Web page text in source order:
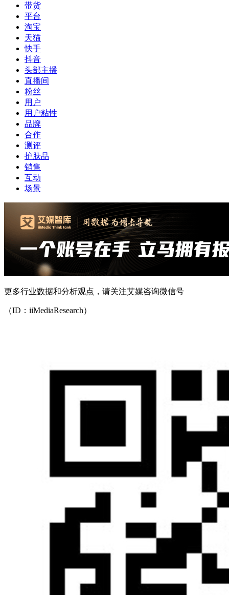
带货
平台
淘宝
天猫
快手
抖音
头部主播
直播间
粉丝
用户
用户粘性
品牌
合作
测评
护肤品
销售
互动
场景
更多行业数据和分析观点，请关注艾媒咨询微信号
（ID：iiMediaResearch）